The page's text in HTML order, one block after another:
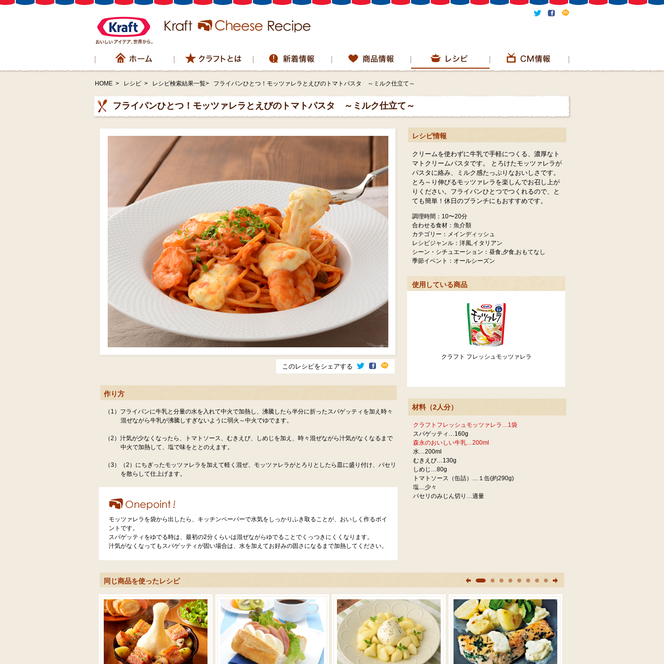
HOME > レシピ > レシピ検索結果一覧> フライパンひとつ！モッツァレラとえびのトマトパスタ ～ミルク仕立て～
フライパンひとつ！モッツァレラとえびのトマトパスタ ～ミルク仕立て～
このレシピをシェアする
レシピ情報
クリームを使わずに牛乳で手軽につくる、濃厚なト
マトクリームパスタです。 とろけたモッツァレラが
パスタに絡み、ミルク感たっぷりなおいしさです。
とろ～り伸びるモッツァレラを楽しんでお召し上が
りください。フライパンひとつでつくれるので、と
ても簡単！休日のブランチにもおすすめです。
調理時間：10〜20分
合わせる食材：魚介類
カテゴリー：メインディッシュ
レシピジャンル：洋風,イタリアン
シーン・シチュエーション：昼食,夕食,おもてなし
季節イベント：オールシーズン
使用している商品
クラフト フレッシュモッツァレラ
材料（2人分）
クラフトフレッシュモッツァレラ…1袋
スパゲッティ…160g
森永のおいしい牛乳…200ml
水…200ml
むきえび…130g
しめじ…80g
トマトソース（缶詰）…１缶(約290g)
塩…少々
パセリのみじん切り…適量
作り方
（1）フライパンに牛乳と分量の水を入れて中火で加熱し、沸騰したら半分に折ったスパゲッティを加え時々
混ぜながら牛乳が沸騰しすぎないように弱火～中火でゆでます。
（2）汁気が少なくなったら、トマトソース、むきえび、しめじを加え、時々混ぜながら汁気がなくなるまで
中火で加熱して、塩で味をととのえます。
（3）（2）にちぎったモッツァレラを加えて軽く混ぜ、モッツァレラがとろりとしたら皿に盛り付け、パセリ
を散らして仕上げます。
モッツァレラを袋から出したら、キッチンペーパーで水気をしっかりふき取ることが、おいしく作るポイ
ントです。
スパゲッティをゆでる時は、最初の2分くらいは混ぜながらゆでることでくっつきにくくなります。
汁気がなくなってもスパゲッティが固い場合は、水を加えてお好みの固さになるまで加熱してください。
同じ商品を使ったレシピ